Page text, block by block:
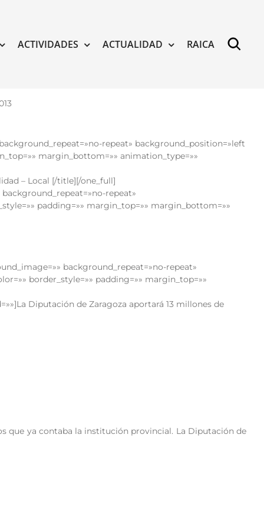
ACTIVIDADES ACTUALIDAD RAICA
repeat» background_position=»left
margin_bottom=»» animation_type=»»
– Local [/title][/one_full]
repeat»
padding=»» margin_top=»» margin_bottom=»»
background_repeat=»no-repeat»
border_style=»» padding=»» margin_top=»»
Diputación de Zaragoza aportará 13 millones de
que ya contaba la institución provincial. La Diputación de